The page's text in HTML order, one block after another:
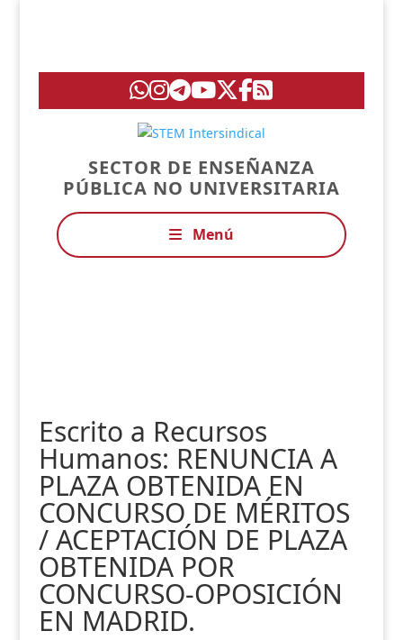
SECTOR DE ENSEÑANZA
PÚBLICA NO UNIVERSITARIA
Menú
Escrito a Recursos
Humanos: RENUNCIA A
PLAZA OBTENIDA EN
CONCURSO DE MÉRITOS
/ ACEPTACIÓN DE PLAZA
OBTENIDA POR
CONCURSO-OPOSICIÓN
EN MADRID.